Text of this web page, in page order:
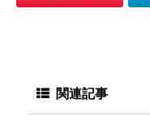
関連記事